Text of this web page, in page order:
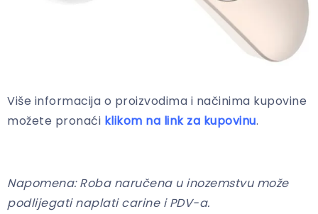
Više informacija o proizvodima i načinima kupovine
možete pronaći klikom na link za kupovinu.
Napomena: Roba naručena u inozemstvu može
podlijegati naplati carine i PDV-a.